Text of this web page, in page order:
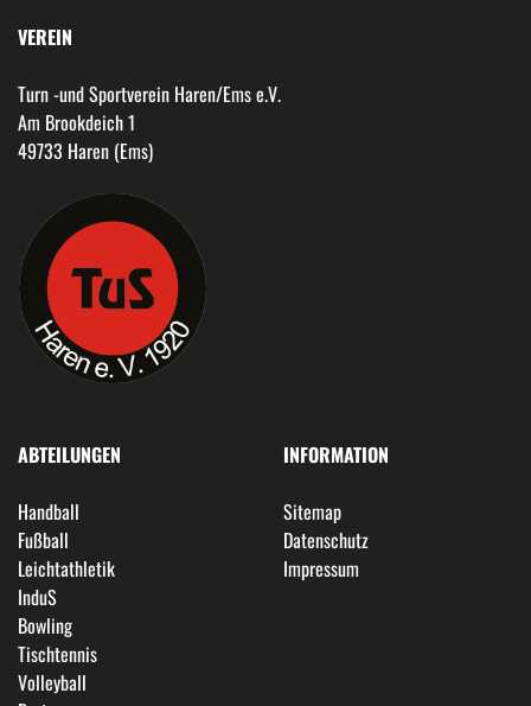
VEREIN
Turn -und Sportverein Haren/Ems e.V.
Am Brookdeich 1
49733 Haren (Ems)
ABTEILUNGEN
Handball
Fußball
Leichtathletik
InduS
Bowling
Tischtennis
Volleyball
INFORMATION
Sitemap
Datenschutz
Impressum